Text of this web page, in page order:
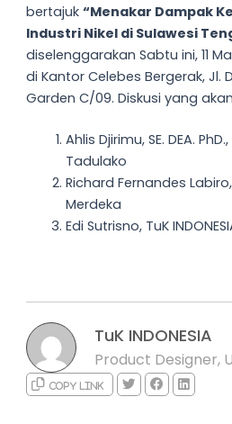
bertajuk“Menakar Dampak
Industri Nikel di Sulawesi
diselenggarakan Sabtu ini, 11
di Kantor Celebes Bergerak, Jl.
Garden C/09. Diskusi yang
Ahlis Djirimu, SE. DEA.
Tadulako
Richard Fernandes
Merdeka
Edi Sutrisno, TuK
TuK INDONESIA
Product Designer,
Copy link